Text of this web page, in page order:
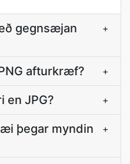
gegnsæjan
+
afturkræf? +
en JPG? +
þegar myndin
+